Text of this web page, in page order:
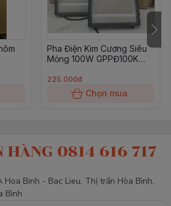
Pha Điện Kim Cương Siêu
Mỏng 100W GPPĐ100K
225.000đ
Chọn mua
HÀNG 0814 616 717
Hoa Binh - Bac Lieu, Thị trấn Hòa Bình,
Bình